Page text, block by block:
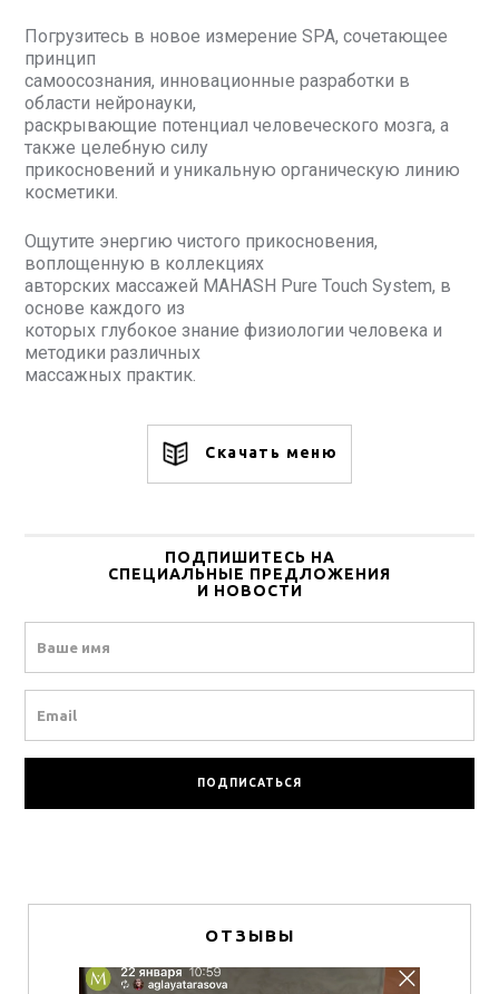
Погрузитесь в новое измерение SPA, сочетающее
принцип
самоосознания, инновационные разработки в
области нейронауки,
раскрывающие потенциал человеческого мозга, а
также целебную силу
прикосновений и уникальную органическую линию
косметики.
Ощутите энергию чистого прикосновения,
воплощенную в коллекциях
авторских массажей MAHASH Pure Touch System, в
основе каждого из
которых глубокое знание физиологии человека и
методики различных
массажных практик.
Скачать меню
ПОДПИШИТЕСЬ НА
СПЕЦИАЛЬНЫЕ ПРЕДЛОЖЕНИЯ
И НОВОСТИ
ОТЗЫВЫ